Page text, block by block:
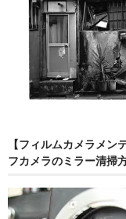
【フィルムカメラメン
フカメラのミラー清掃